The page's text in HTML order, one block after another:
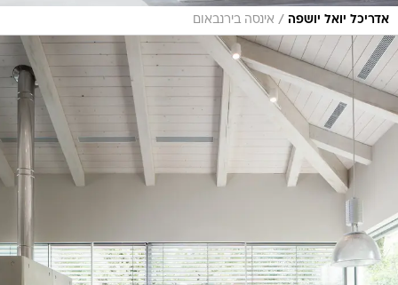
אדריכל יואל יושפה / אינסה בירנבאום